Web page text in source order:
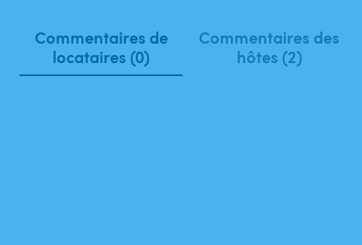
Commentaires de
locataires (0)
Commentaires des
hôtes (2)